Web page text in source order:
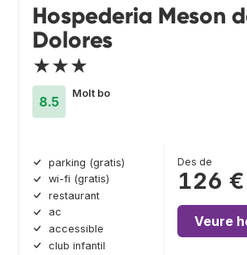
Hospederia Meson
Dolores
★★★
8.5
Molt bo
parking (gratis)
wi-fi (gratis)
restaurant
ac
accessible
club infantil
Des de
126 €
Veure